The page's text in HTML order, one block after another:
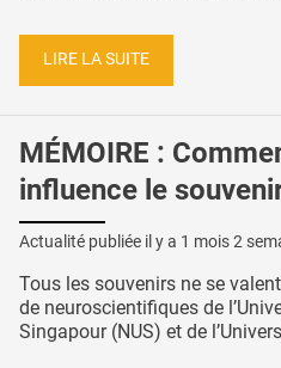
LIRE LA SUITE
MÉMOIRE :
influence le
Actualité publiée il y a 1 mois 2
Tous les souvenirs ne se
de neuroscientifiques de
Singapour (NUS) et de